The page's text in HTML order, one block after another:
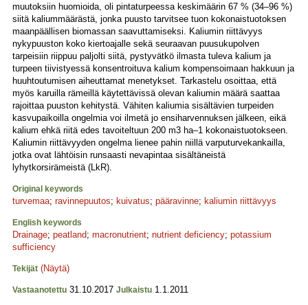
muutoksiin huomioida, oli pintaturpeessa keskimäärin 67 % (34–96 %)
siitä kaliummäärästä, jonka puusto tarvitsee tuon kokonaistuotoksen
maanpäällisen biomassan saavuttamiseksi. Kaliumin riittävyys
nykypuuston koko kiertoajalle sekä seuraavan puusukupolven
tarpeisiin riippuu paljolti siitä, pystyvätkö ilmasta tuleva kalium ja
turpeen tiivistyessä konsentroituva kalium kompensoimaan hakkuun ja
huuhtoutumisen aiheuttamat menetykset. Tarkastelu osoittaa, että
myös karuilla rämeillä käytettävissä olevan kaliumin määrä saattaa
rajoittaa puuston kehitystä. Vähiten kaliumia sisältävien turpeiden
kasvupaikoilla ongelmia voi ilmetä jo ensiharvennuksen jälkeen, eikä
kalium ehkä riitä edes tavoiteltuun 200 m3 ha–1 kokonaistuotokseen.
Kaliumin riittävyyden ongelma lienee pahin niillä varputurvekankailla,
jotka ovat lähtöisin runsaasti nevapintaa sisältäneistä
lyhytkorsirämeistä (LkR).
Original keywords
turvemaa; ravinnepuutos; kuivatus; pääravinne; kaliumin riittävyys
English keywords
Drainage; peatland; macronutrient; nutrient deficiency; potassium
sufficiency
Tekijät (Näytä)
Vastaanotettu 31.10.2017 Julkaistu 1.1.2011